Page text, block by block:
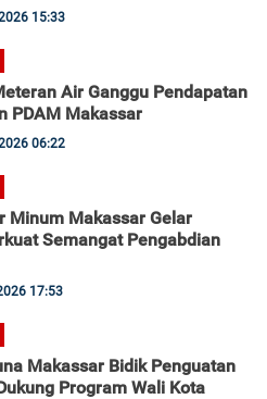
15:33
Air Ganggu Pendapatan
PDAM Makassar
06:22
Minum Makassar Gelar
Semangat Pengabdian
17:53
Makassar Bidik Penguatan
Program Wali Kota